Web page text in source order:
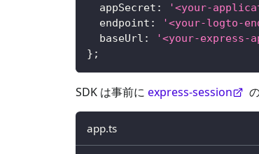
  appSecret
: '<your-
  endpoint
: '<your-logto-
  baseUrl
: '<your-express-
} ;
SDK は事前に express-session
app.ts